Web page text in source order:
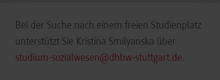
Bei der Suche nach einem freien Studienplatz
unterstützt Sie Kristina Smilyanska über
studium-sozialwesen@dhbw-stuttgart.de.